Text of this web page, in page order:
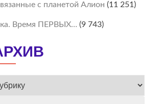
с планетой Алион (11 251)
Время ПЕРВЫХ… (9 743)